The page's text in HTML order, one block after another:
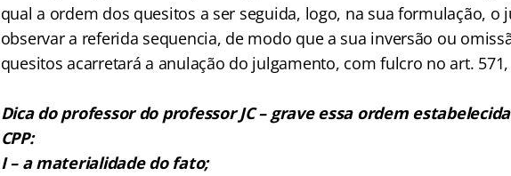
qual a ordem dos quesitos a ser seguida, logo, na sua formulação, o
observar a referida sequencia, de modo que a sua inversão ou
quesitos acarretará a anulação do julgamento, com fulcro no art. 571,
Dica do professor do professor JC – grave essa ordem
CPP:
I – a materialidade do fato;